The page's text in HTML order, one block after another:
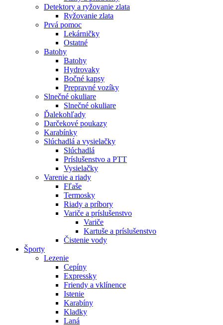
Detektory a ryžovanie zlata
Ryžovanie zlata
Prvá pomoc
Lekárničky
Ostatné
Batohy
Batohy
Hydrovaky
Bočné kapsy
Prepravné vozíky
Slnečné okuliare
Slnečné okuliare
Ďalekohľady
Darčekové poukazy
Karabínky
Slúchadlá a vysielačky
Slúchadlá
Príslušenstvo a PTT
Vysielačky
Varenie a riady
Fľaše
Termosky
Riady a príbory
Variče a príslušenstvo
Variče
Kartuše a príslušenstvo
Čistenie vody
Športy
Lezenie
Cepíny
Expressky
Friendy a vklínence
Istenie
Karabíny
Kladky
Laná